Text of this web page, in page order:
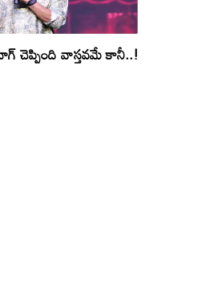
చెప్పింది వాస్తవమే కానీ..!